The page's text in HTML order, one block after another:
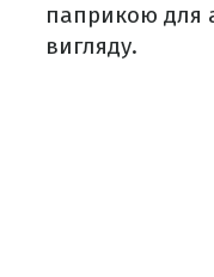
паприкою для
вигляду.